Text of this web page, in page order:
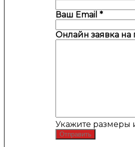
Ваш Email*
Онлайн заявка на
Укажите размеры
Отправить